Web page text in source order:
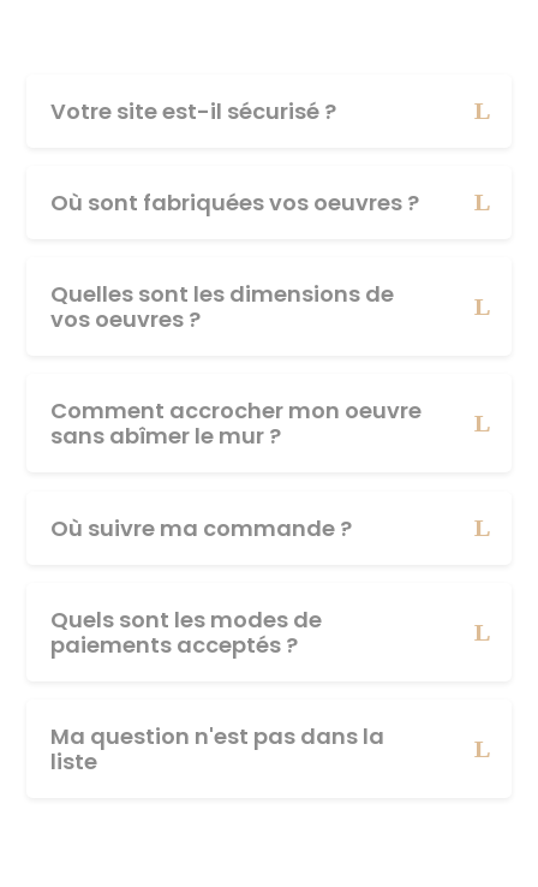
Votre site est-il sécurisé ?
Où sont fabriquées vos oeuvres ?
Quelles sont les dimensions de
vos oeuvres ?
Comment accrocher mon oeuvre
sans abîmer le mur ?
Où suivre ma commande ?
Quels sont les modes de
paiements acceptés ?
Ma question n'est pas dans la
liste